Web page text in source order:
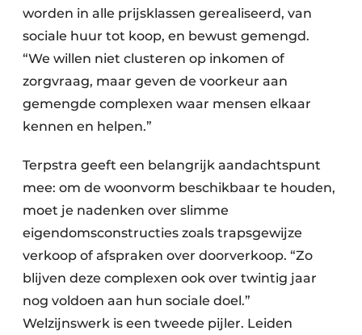
worden in alle prijsklassen gerealiseerd, van
sociale huur tot koop, en bewust gemengd.
“We willen niet clusteren op inkomen of
zorgvraag, maar geven de voorkeur aan
gemengde complexen waar mensen elkaar
kennen en helpen.”
Terpstra geeft een belangrijk aandachtspunt
mee: om de woonvorm beschikbaar te houden,
moet je nadenken over slimme
eigendomsconstructies zoals trapsgewijze
verkoop of afspraken over doorverkoop. “Zo
blijven deze complexen ook over twintig jaar
nog voldoen aan hun sociale doel.”
Welzijnswerk is een tweede pijler. Leiden